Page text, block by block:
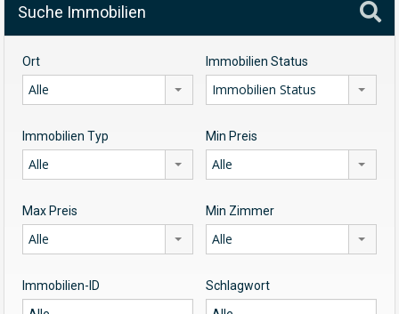
Suche Immobilien
Ort
Alle
Immobilien Status
Immobilien Status
Immobilien Typ
Alle
Min Preis
Alle
Max Preis
Alle
Min Zimmer
Alle
Immobilien-ID Schlagwort